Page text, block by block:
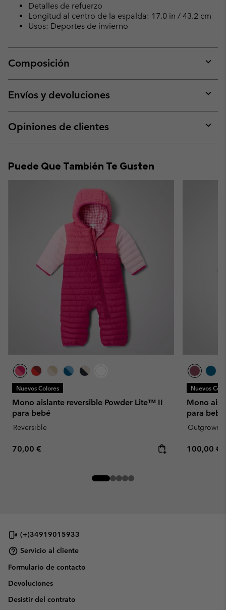
Detalles de refuerzo
Longitud al centro de la espalda: 17.0 in / 43.2 cm
Usos: Deportes de invierno
Composición
or
Envíos y devoluciones
or
Opiniones de clientes
or
Puede Que También Te Gusten
Nuevos Colores
Mono aislante reversible Powder Lite™ II
para bebé
Reversible
Regular price:
70,00 €
Nuevos
Mono
para
Regular
100,00 €
(+)34919015933
Servicio al cliente
Formulario de contacto
Devoluciones
Desistir del contrato